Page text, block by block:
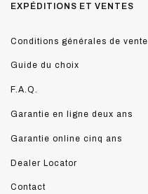
EXPÉDITIONS ET VENTES
Conditions générales de vente
Guide du choix
F.A.Q.
Garantie en ligne deux ans
Garantie online cinq ans
Dealer Locator
Contact